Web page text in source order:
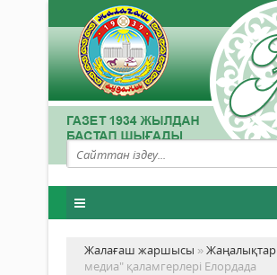
Жалағаш жаршысы »Жаңалықтар
медиа" қаламгерлері Елордада